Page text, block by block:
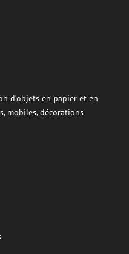
d’objets en papier et en
mobiles, décorations